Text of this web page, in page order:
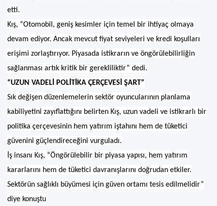
etti.
Kış, “Otomobil, geniş kesimler için temel bir ihtiyaç olmaya
devam ediyor. Ancak mevcut fiyat seviyeleri ve kredi koşulları
erişimi zorlaştırıyor. Piyasada istikrarın ve öngörülebilirliğin
sağlanması artık kritik bir gerekliliktir” dedi.
“UZUN VADELİ POLİTİKA ÇERÇEVESİ ŞART”
Sık değişen düzenlemelerin sektör oyuncularının planlama
kabiliyetini zayıflattığını belirten Kış, uzun vadeli ve istikrarlı bir
politika çerçevesinin hem yatırım iştahını hem de tüketici
güvenini güçlendireceğini vurguladı.
İş insanı Kış, “Öngörülebilir bir piyasa yapısı, hem yatırım
kararlarını hem de tüketici davranışlarını doğrudan etkiler.
Sektörün sağlıklı büyümesi için güven ortamı tesis edilmelidir”
diye konuştu